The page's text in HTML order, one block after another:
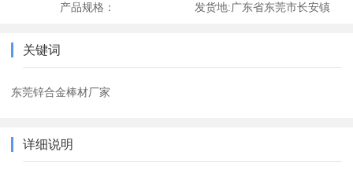
产品规格： 发货地:广东省东莞市长安镇
关键词
东莞锌合金棒材厂家
详细说明